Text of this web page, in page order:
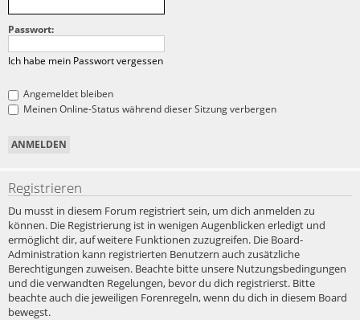
Passwort:
Ich habe mein Passwort vergessen
Angemeldet bleiben
Meinen Online-Status während dieser Sitzung verbergen
Registrieren
Du musst in diesem Forum registriert sein, um dich anmelden zu
können. Die Registrierung ist in wenigen Augenblicken erledigt und
ermöglicht dir, auf weitere Funktionen zuzugreifen. Die Board-
Administration kann registrierten Benutzern auch zusätzliche
Berechtigungen zuweisen. Beachte bitte unsere Nutzungsbedingungen
und die verwandten Regelungen, bevor du dich registrierst. Bitte
beachte auch die jeweiligen Forenregeln, wenn du dich in diesem Board
bewegst.